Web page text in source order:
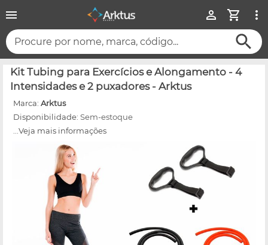
Procure por nome, marca, código...
Kit Tubing para Exercícios e Alongamento - 4
Intensidades e 2 puxadores - Arktus
Marca: Arktus
Disponibilidade: Sem-estoque
...Veja mais informações